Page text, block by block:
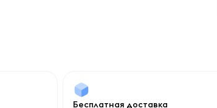
Бесплатная доставка